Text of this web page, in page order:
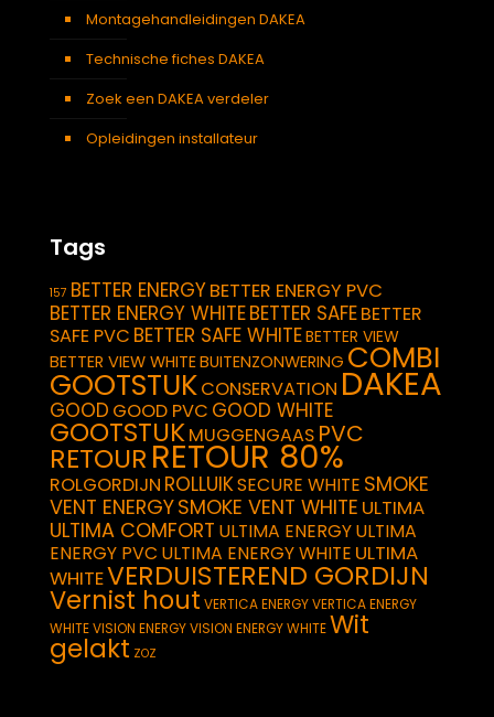
Montagehandleidingen DAKEA
Technische fiches DAKEA
Zoek een DAKEA verdeler
Opleidingen installateur
Tags
157 BETTER ENERGYBETTER ENERGY PVC
BETTER ENERGY WHITEBETTER SAFEBETTER
SAFE PVC BETTER SAFE WHITEBETTER VIEW
BETTER VIEW WHITEBUITENZONWERING COMBI
GOOTSTUKCONSERVATION DAKEA
GOOD GOOD PVC GOOD WHITE
GOOTSTUKMUGGENGAAS PVC
RETOUR RETOUR 80%
ROLGORDIJN ROLLUIKSECURE WHITE SMOKE
VENT ENERGYSMOKE VENT WHITE ULTIMA
ULTIMA COMFORT ULTIMA ENERGYULTIMA
ENERGY PVC ULTIMA ENERGY WHITE ULTIMA
WHITEVERDUISTEREND GORDIJN
Vernist hout VERTICA ENERGYVERTICA ENERGY
WHITEVISION ENERGYVISION ENERGY WHITEWit
gelakt ZOZ